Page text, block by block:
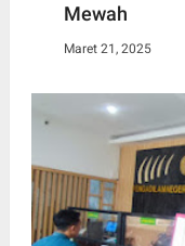
Mewah
Maret 21, 2025